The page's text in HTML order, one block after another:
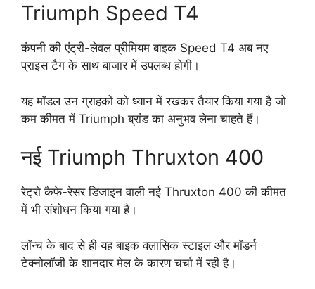
Triumph Speed T4
कंपनी की एंट्री-लेवल प्रीमियम बाइक Speed T4 अब नए
प्राइस टैग के साथ बाजार में उपलब्ध होगी।
यह मॉडल उन ग्राहकों को ध्यान में रखकर तैयार किया गया है जो
कम कीमत में Triumph ब्रांड का अनुभव लेना चाहते हैं।
नई Triumph Thruxton 400
रेट्रो कैफे-रेसर डिजाइन वाली नई Thruxton 400 की कीमत
में भी संशोधन किया गया है।
लॉन्च के बाद से ही यह बाइक क्लासिक स्टाइल और मॉडर्न
टेक्नोलॉजी के शानदार मेल के कारण चर्चा में रही है।